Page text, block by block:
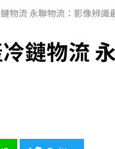
物流 永聯物流：影像辨
鏈物流